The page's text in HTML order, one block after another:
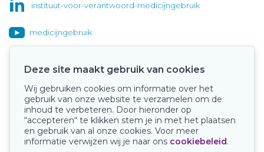
instituut-voor-verantwoord-medicijngebruik
medicijngebruik
Onze keurmerken
Deze site maakt gebruik van cookies
Wij gebruiken cookies om informatie over het
gebruik van onze website te verzamelen om de
inhoud te verbeteren. Door hieronder op
“accepteren“ te klikken stem je in met het plaatsen
en gebruik van al onze cookies. Voor meer
informatie verwijzen wij je naar ons cookiebeleid.